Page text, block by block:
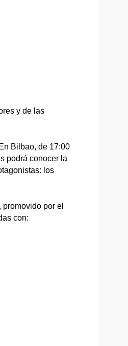
y de las
Bilbao, de 17:00
podrá conocer la
los
por el
con: